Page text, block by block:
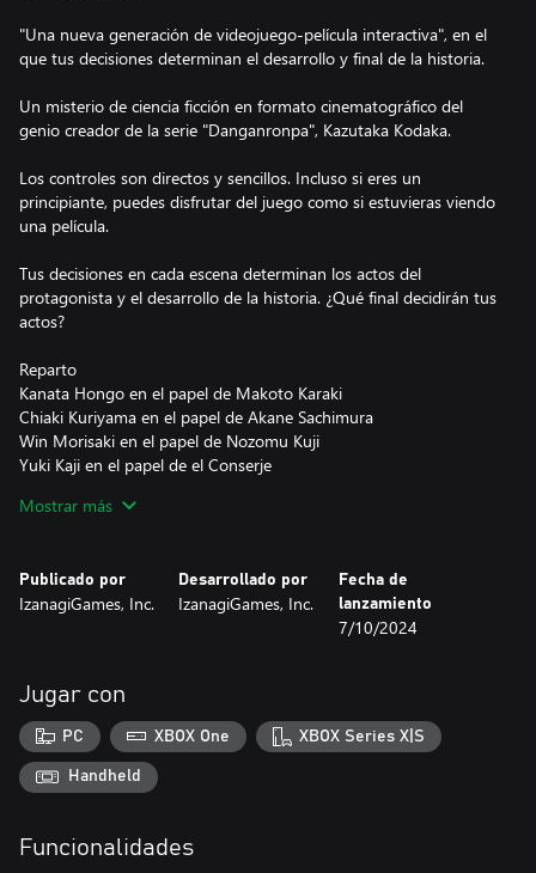
"Una nueva generación de videojuego-película interactiva", en el
que tus decisiones determinan el desarrollo y final de la historia.
Un misterio de ciencia ficción en formato cinematográfico del
genio creador de la serie "Danganronpa", Kazutaka Kodaka.
Los controles son directos y sencillos. Incluso si eres un
principiante, puedes disfrutar del juego como si estuvieras viendo
una película.
Tus decisiones en cada escena determinan los actos del
protagonista y el desarrollo de la historia. ¿Qué final decidirán tus
actos?
Reparto
Kanata Hongo en el papel de Makoto Karaki
Chiaki Kuriyama en el papel de Akane Sachimura
Win Morisaki en el papel de Nozomu Kuji
Yuki Kaji en el papel de el Conserje
Jiro Sato en el papel de Kenichi Mino
Inner Circle
Kami-sama, I have noticed (Warner Music Japan)
En una habitación de un hotel, un hombre yace en la cama.
Se despierta por el timbre agudo del teléfono.
Al contestar, recibe un mensaje del conserje del hotel.
"Si tiene algún problema, diríjase a recepción, por favor."
Desconoce por qué está en el hotel.
En realidad, no recuerda nada.
inconsciente y maniatada.
Mostrar más
Publicado por
IzanagiGames, Inc.
Desarrollado por
IzanagiGames, Inc.
Fecha de
lanzamiento
7/10/2024
Jugar con
PC XBOX One XBOX Series X|S
Handheld
Funcionalidades